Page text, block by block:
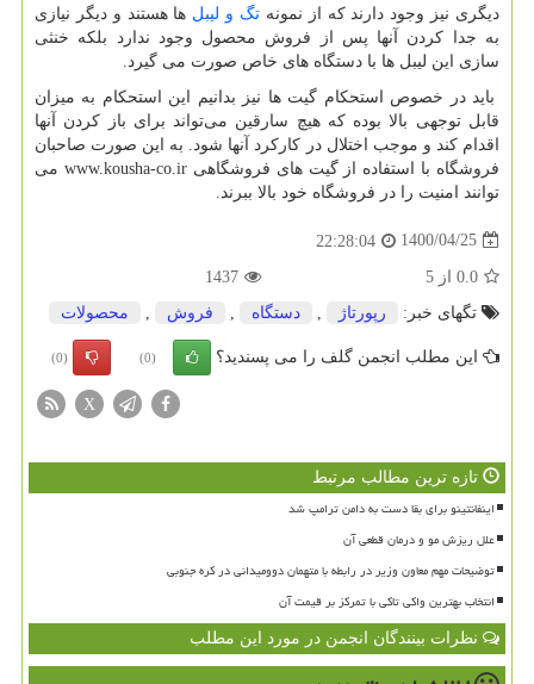
دیگری نیز وجود دارند که از نمونه تگ و لیبل ها هستند و دیگر نیازی
به جدا کردن آنها پس از فروش محصول وجود ندارد بلکه خنثی
سازی این لیبل ها با دستگاه ‌های خاص صورت می گیرد.
باید در خصوص استحکام گیت ها نیز بدانیم این استحکام به میزان
قابل توجهی بالا بوده که هیچ سارقین می‌تواند برای باز کردن آنها
اقدام کند و موجب اختلال در کارکرد آنها شود. به این صورت صاحبان
فروشگاه با استفاده از گیت های فروشگاهیwww.kousha-co.ir می
توانند امنیت را در فروشگاه خود بالا ببرند.
1400/04/25
22:28:04
0.0 از 5
1437
تگهای خبر:
رپورتاژ دستگاه فروش محصولات
این مطلب انجمن گلف را می پسندید؟ (0)
(0)
X
تازه ترین مطالب مرتبط
اینفانتینو برای بقا دست به دامن ترامپ شد
علل ریزش مو و درمان قطعی آن
توضیحات مهم معاون وزیر در رابطه با متهمان دوومیدانی در کره جنوبی
انتخاب بهترین واکی تاکی با تمرکز بر قیمت آن
نظرات بینندگان انجمن در مورد این مطلب